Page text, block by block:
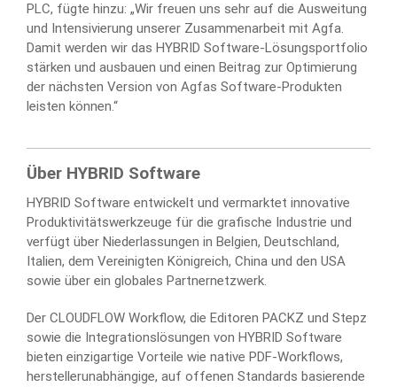
PLC, fügte hinzu: „Wir freuen uns sehr auf die Ausweitung
und Intensivierung unserer Zusammenarbeit mit Agfa.
Damit werden wir das HYBRID Software-Lösungsportfolio
stärken und ausbauen und einen Beitrag zur Optimierung
der nächsten Version von Agfas Software-Produkten
leisten können.“
Über HYBRID Software
HYBRID Software entwickelt und vermarktet innovative
Produktivitätswerkzeuge für die grafische Industrie und
verfügt über Niederlassungen in Belgien, Deutschland,
Italien, dem Vereinigten Königreich, China und den USA
sowie über ein globales Partnernetzwerk.
Der CLOUDFLOW Workflow, die Editoren PACKZ und Stepz
sowie die Integrationslösungen von HYBRID Software
bieten einzigartige Vorteile wie native PDF-Workflows,
herstellerunabhängige, auf offenen Standards basierende